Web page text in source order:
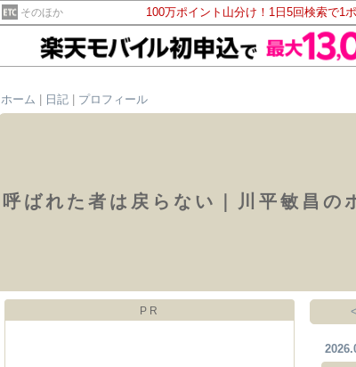
そのほか 100万ポイント山分け！1日5回検索で1
ホーム
日記 プロフィール
呼ばれた者は戻らない｜川平敏昌の
PR